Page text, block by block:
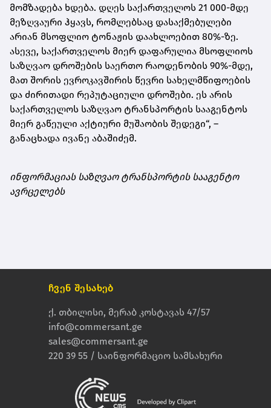
მომზადება ხდება. დღეს საქართველოს 21 000-მდე
მეზღვაური ჰყავს, რომლებსაც დასაქმებულები
არიან მსოფლიო ტონაჟის დაახლოებით 80%-ზე.
ასევე, საქართველოს მიერ დაფარულია მსოფლიოს
საზღვაო დროშების საერთო რაოდენობის 90%-მდე,
მათ შორის ევროკავშირის წევრი სახელმწიფოების
და ძირითადი რეპუტაციული დროშები. ეს არის
საქართველოს საზღვაო ტრანსპორტის სააგენტოს
მიერ გაწეული აქტიური მუშაობის შედეგი“, –
განაცხადა ივანე აბაშიძემ.
ინფორმაციას საზღვაო ტრანსპორტის სააგენტო
ავრცელებს
ჩვენ შესახებ
ქ. თბილისი, მერაბ კოსტავას 47/57
info@commersant.ge
sales@commersant.ge
220 39 55 / საინფორმაციო სამსახური